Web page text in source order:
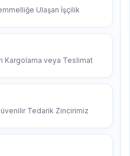
Ulaşan İşçilik
Kargolama veya Teslimat
Tedarik Zincirimiz